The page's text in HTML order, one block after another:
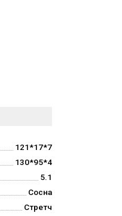
121*17*7
130*95*4
5.1
Сосна
Стретч